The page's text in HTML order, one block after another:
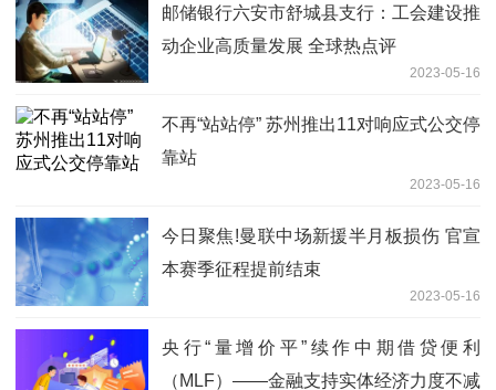
邮储银行六安市舒城县支行：工会建设推
动企业高质量发展 全球热点评
2023-05-16
不再“站站停” 苏州推出11对响应式公交停
靠站
2023-05-16
今日聚焦!曼联中场新援半月板损伤 官宣
本赛季征程提前结束
2023-05-16
央行“量增价平”续作中期借贷便利
（MLF）——金融支持实体经济力度不减